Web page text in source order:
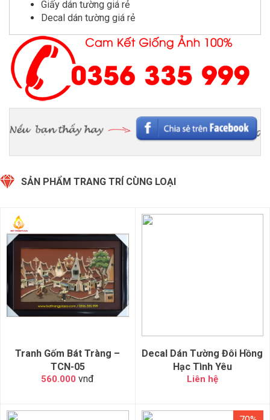
Giấy dán tường giá rẻ
Decal dán tường giá rẻ
SẢN PHẨM TRANG TRÍ CÙNG LOẠI
Tranh Gốm Bát Tràng –
TCN-05
560.000 vnđ
Decal Dán Tường Đôi Hồng
Hạc Tình Yêu
Liên hệ